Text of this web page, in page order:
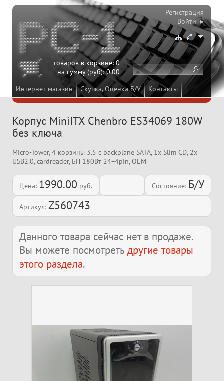
Интернет-магазин Скупка, Оценка Б/У Контакты
товаров в корзине:0
на сумму (руб):0.00
Регистрация
Войти ▸
Корпус MiniITX Chenbro ES34069 180W
без ключа
Micro-Tower, 4 корзины 3.5 c backplane SATA, 1x Slim CD, 2x
USB2.0, cardreader, БП 180Вт 24+4pin, OEM
Цена: 1990.00 руб. Состояние: Б/У
Артикул: Z560743
Данного товара сейчас нет в продаже.
Вы можете посмотреть другие товары
этого раздела.